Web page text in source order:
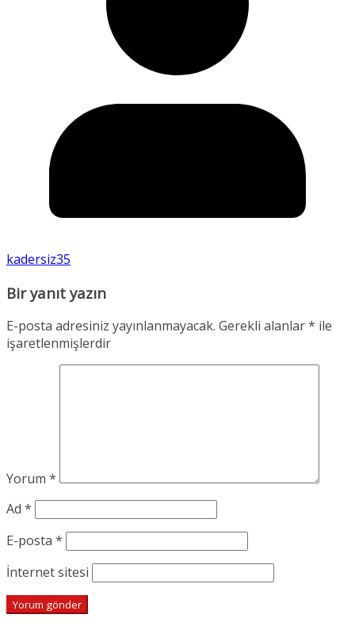
kadersiz35
Bir yanıt yazın
E-posta adresiniz yayınlanmayacak. Gerekli alanlar* ile
işaretlenmişlerdir
Yorum *
Ad *
E-posta *
İnternet sitesi